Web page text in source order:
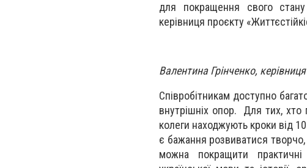
для покращення свого
керівниця проєкту
Валентина Грінченко,
Співробітникам доступно
внутрішніх опор. Для тих, хто
колеги находжують кроки від
є бажання розвиватися
можна покращити практичні